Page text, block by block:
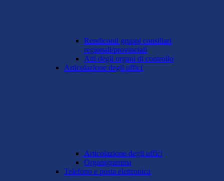
Rendiconti gruppi consiliari
regionali/provinciali
Atti degli organi di controllo
Articolazione degli uffici
Articolazione degli uffici
Organigramma
Telefono e posta elettronica